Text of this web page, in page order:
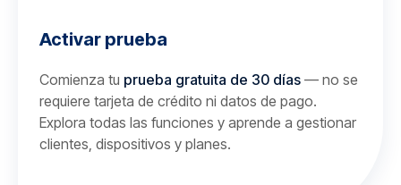
Activar prueba
Comienza tu prueba gratuita de 30 días — no se
requiere tarjeta de crédito ni datos de pago.
Explora todas las funciones y aprende a gestionar
clientes, dispositivos y planes.